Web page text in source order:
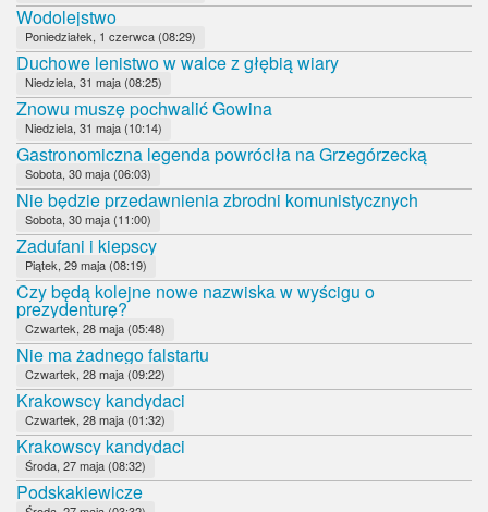
Wodolejstwo
Poniedziałek, 1 czerwca (08:29)
Duchowe lenistwo w walce z głębią wiary
Niedziela, 31 maja (08:25)
Znowu muszę pochwalić Gowina
Niedziela, 31 maja (10:14)
Gastronomiczna legenda powróciła na Grzegórzecką
Sobota, 30 maja (06:03)
Nie będzie przedawnienia zbrodni komunistycznych
Sobota, 30 maja (11:00)
Zadufani i kiepscy
Piątek, 29 maja (08:19)
Czy będą kolejne nowe nazwiska w wyścigu o
prezydenturę?
Czwartek, 28 maja (05:48)
Nie ma żadnego falstartu
Czwartek, 28 maja (09:22)
Krakowscy kandydaci
Czwartek, 28 maja (01:32)
Krakowscy kandydaci
Środa, 27 maja (08:32)
Podskakiewicze